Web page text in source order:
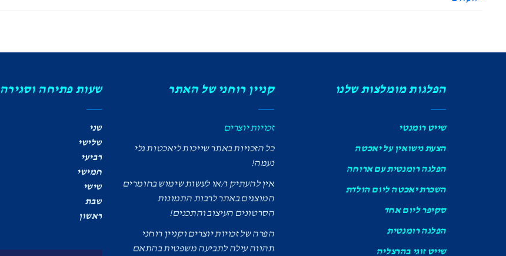
הפלגות מומלצות שלנו
שייט רומנטי
הצעת נישואין על יאכטה
הפלגה רומנטית עם ארוחה
השכרת יאכטה ליום הולדת
סקיפר ליום אחד
הפלגה רומנטית
שייט זוגי בהרצליה
קניין רוחני של האתר
זכויות יוצרים
כל הזכויות באתר שייכות ליאכטות גלי
נעמה!
אין להעתיק ו/או לעשות שימוש בחומרים
המוצגים באתר לרבות התמונות
הסרטונים העיצוב והתכנים!
הפרה של זכויות יוצרים וקניין רוחני
תהווה עילה לתביעה משפטית בהתאם
שעות פתיחה וסגירה
שני
שלישי
רביעי
חמישי
שישי
שבת
ראשון